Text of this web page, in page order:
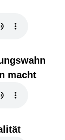
macht